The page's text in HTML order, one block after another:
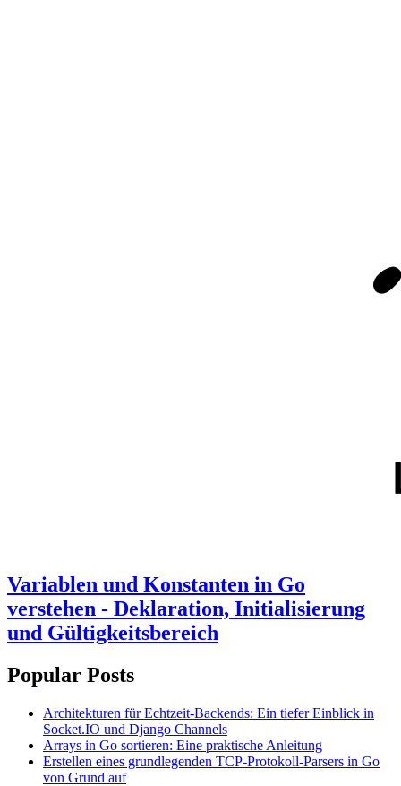
Variablen und Konstanten in Go
verstehen - Deklaration, Initialisierung
und Gültigkeitsbereich
Popular Posts
Architekturen für Echtzeit-Backends: Ein tiefer Einblick in
Socket.IO und Django Channels
Arrays in Go sortieren: Eine praktische Anleitung
Erstellen eines grundlegenden TCP-Protokoll-Parsers in Go
von Grund auf